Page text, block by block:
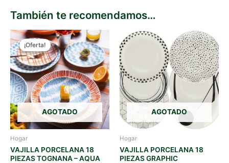
También te recomendamos…
¡Oferta!
AGOTADO
¡Oferta!
Hogar
VAJILLA PORCELANA 18
PIEZAS TOGNANA – AQUA
AGOTADO
Hogar
VAJILLA PORCELANA 18
PIEZAS GRAPHIC